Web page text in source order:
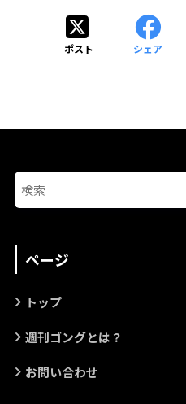
ポスト シェア
ページ
トップ
週刊ゴングとは？
お問い合わせ